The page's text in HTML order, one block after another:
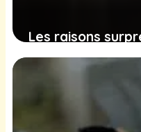
Les raisons
lesquelles votre